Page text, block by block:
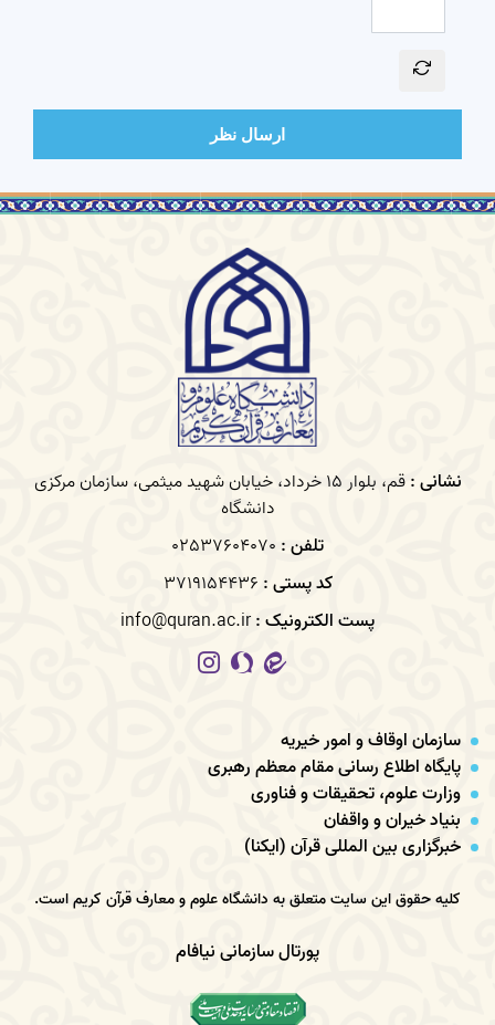
ارسال نظر
نشانی :
قم، بلوار 15 خرداد، خیابان شهید میثمی، سازمان مرکزی
دانشگاه
تلفن : 02537604070
کد پستی : 3719154436
پست الکترونیک :info@quran.ac.ir
سازمان اوقاف و امور خیریه
پایگاه اطلاع رسانی مقام معظم رهبری
وزارت علوم، تحقیقات و فناوری
بنیاد خیران و واقفان
خبرگزاری بین المللی قرآن (ایکنا)
کلیه حقوق این سایت متعلق به دانشگاه علوم و معارف قرآن کریم است.
پورتال سازمانی نیافام